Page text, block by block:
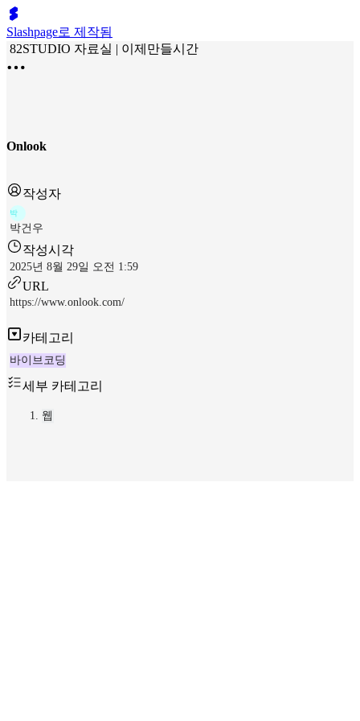
Slashpage로 제작됨
82STUDIO 자료실 | 이제만들시간
Onlook
작성자
박
박건우
작성시각
2025년 8월 29일 오전 1:59
URL
https://www.onlook.com/
카테고리
바이브코딩
세부 카테고리
웹